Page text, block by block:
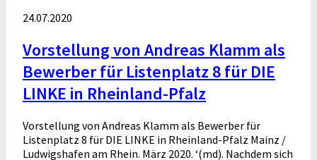
24.07.2020
Vorstellung von Andreas Klamm als
Bewerber für Listenplatz 8 für DIE
LINKE in Rheinland-Pfalz
Vorstellung von Andreas Klamm als Bewerber für
Listenplatz 8 für DIE LINKE in Rheinland-Pfalz Mainz /
Ludwigshafen am Rhein. März 2020. ‘(md). Nachdem sich